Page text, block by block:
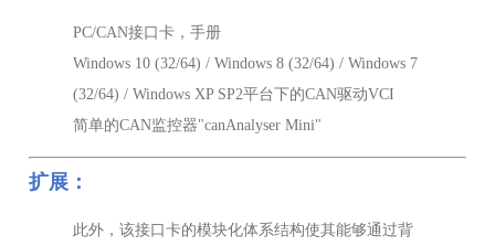
PC/CAN接口卡，手册
Windows 10 (32/64) / Windows 8 (32/64) / Windows 7
(32/64) / Windows XP SP2平台下的CAN驱动VCI
简单的CAN监控器"canAnalyser Mini"
扩展：
此外，该接口卡的模块化体系结构使其能够通过背